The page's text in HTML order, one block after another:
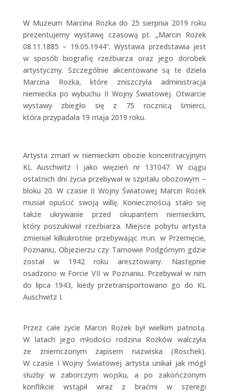
W Muzeum Marcina Rożka do 25 sierpnia 2019 roku
prezentujemy wystawę czasową pt. „Marcin Rożek
08.11.1885 – 19.05.1944”. Wystawa przedstawia jest
w sposób biografię rzeźbiarza oraz jego dorobek
artystyczny. Szczególnie akcentowane są te dzieła
Marcina Rożka, które zniszczyła administracja
niemiecka po wybuchu II Wojny Światowej. Otwarcie
wystawy zbiegło się z 75 rocznicą śmierci,
która przypadała 19 maja 2019 roku.
Artysta zmarł w niemieckim obozie koncentracyjnym
KL Auschwitz I jako więzień nr 131047. W ciągu
ostatnich dni życia przebywał w szpitalu obozowym –
bloku 20. W czasie II Wojny Światowej Marcin Rożek
musiał opuścić swoją willę. Koniecznością stało się
także ukrywanie przed okupantem niemieckim,
który poszukiwał rzeźbiarza. Miejsce pobytu artysta
zmieniał kilkukrotnie przebywając m.in. w Przemęcie,
Poznaniu, Objezierzu czy Tarnowie Podgórnym gdzie
został w 1942 roku aresztowany. Następnie
osadzono w Forcie VII w Poznaniu. Przebywał w nim
do lipca 1943, kiedy przetransportowano go do KL
Auschwitz I.
Przez całe życie Marcin Rożek był wielkim patriotą.
W latach jego młodości rodzina Rożków walczyła
ze zniemczonym zapisem nazwiska (Roschek).
W czasie I Wojny Światowej artysta unikał jak mógł
służby w zaborczym wojsku, a po zakończonym
konflikcie wstąpił wraz z braćmi w szeregi